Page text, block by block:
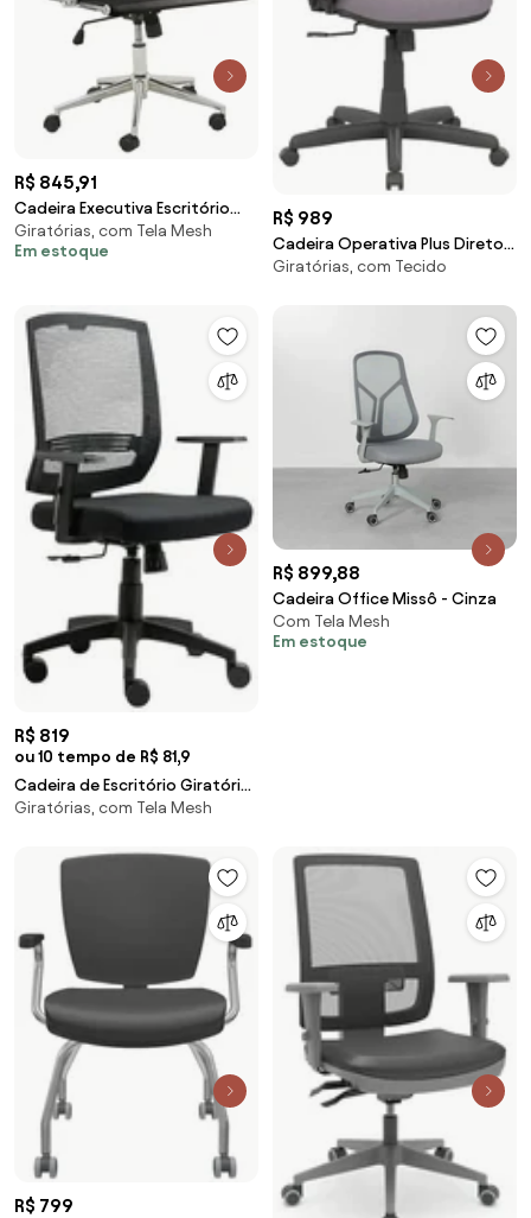
R$ 845,91
Cadeira Executiva Escritório
Royal Baixa PU Sintético Preta
G56 - Gran Belo
Giratórias, com Tela Mesh
Em estoque
R$ 989
Cadeira Operativa Plus Diretor
-
Giratórias, com Tecido
R$ 819
ou 10 tempo de R$ 81,9
Cadeira de Escritório Giratória
New Opus Roal Preta Encosto
Giratórias, com Tela Mesh
R$ 899,88
Cadeira Office Missô - Cinza
Com Tela Mesh
Em estoque
R$ 799